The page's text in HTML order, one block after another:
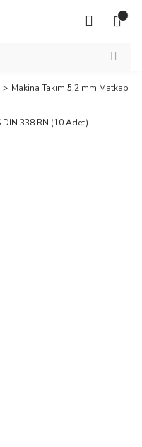
Makina Takım 5.2 mm Matkap